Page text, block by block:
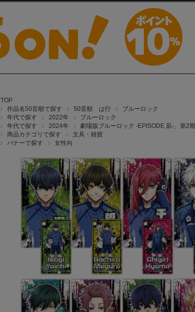
TOP
作品名50音順で探す
50音順 は行
ブルーロック
年代で探す
2022年
ブルーロック
年代で探す
2024年
劇場版ブルーロック -EPISODE 凪-、第2期
商品カテゴリで探す
文具・雑貨
バナーで探す
女性向